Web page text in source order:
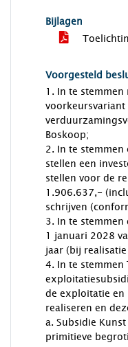
Bijlagen
Voorgesteld
1. In te
Boskoop;
2. In te
stellen een
stellen voor de
1.906.637,-
schrijven
3. In te
1 januari 2028
jaar (bij
4. In te
de exploitatie en
realiseren en
a. Subsidie
primitieve